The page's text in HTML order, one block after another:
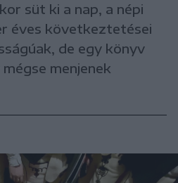
süt ki a nap, a népi
éves következtetései
de egy könyv
menjenek